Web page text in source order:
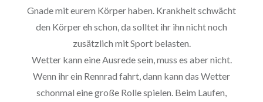
Gnade mit eurem Körper haben. Krankheit schwächt
den Körper eh schon, da solltet ihr ihn nicht noch
zusätzlich mit Sport belasten.
Wetter kann eine Ausrede sein, muss es aber nicht.
Wenn ihr ein Rennrad fahrt, dann kann das Wetter
schonmal eine große Rolle spielen. Beim Laufen,